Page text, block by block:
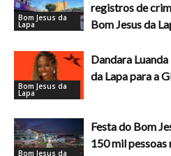
Bom Jesus da
Lapa
registros de
Bom Jesus da
Bom Jesus da
Lapa
Dandara
da Lapa para a
Bom Jesus da
Festa do Bom
150 mil pessoas